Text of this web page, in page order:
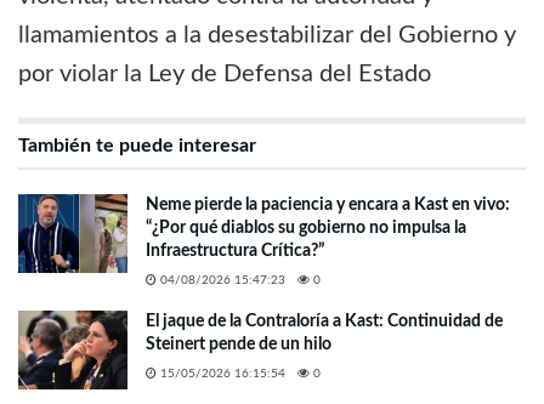
llamamientos a la desestabilizar del Gobierno y
por violar la Ley de Defensa del Estado
También te puede interesar
Neme pierde la paciencia y encara a Kast en vivo:
“¿Por qué diablos su gobierno no impulsa la
Infraestructura Crítica?”
04/08/2026 15:47:23 0
El jaque de la Contraloría a Kast: Continuidad de
Steinert pende de un hilo
15/05/2026 16:15:54 0